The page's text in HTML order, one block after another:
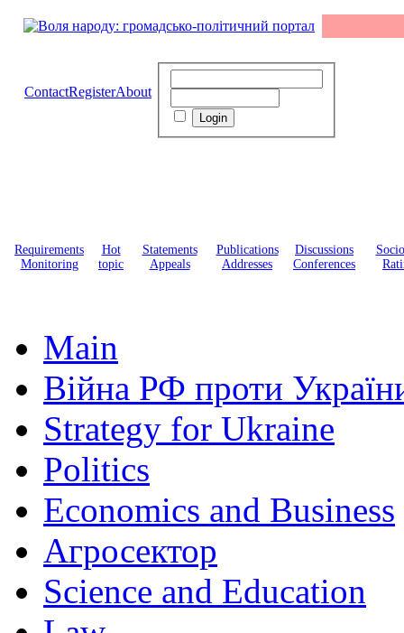
ContactRegisterAbout
Requirements
Monitoring
Hot
topic
Statements
Appeals
Publications
Addresses
Discussions
Conferences
Main
Війна РФ проти
Strategy for Ukraine
Politics
Economics and Business
Агросектор
Science and Education